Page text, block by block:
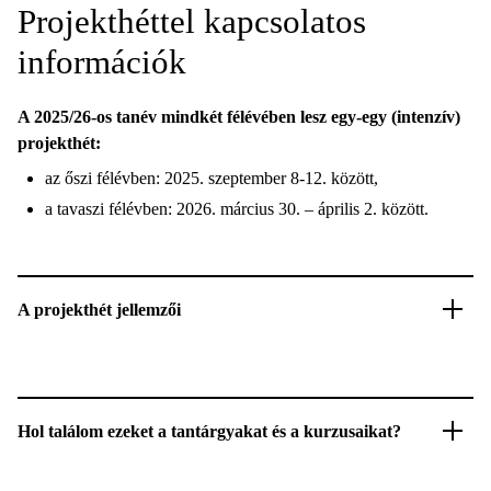
Projekthéttel kapcsolatos
információk
A 2025/26-os tanév mindkét félévében lesz egy-egy (intenzív)
projekthét:
az őszi félévben: 2025. szeptember 8-12. között,
a tavaszi félévben: 2026. március 30. – április 2. között.
A projekthét jellemzői
Hol találom ezeket a tantárgyakat és a kurzusaikat?